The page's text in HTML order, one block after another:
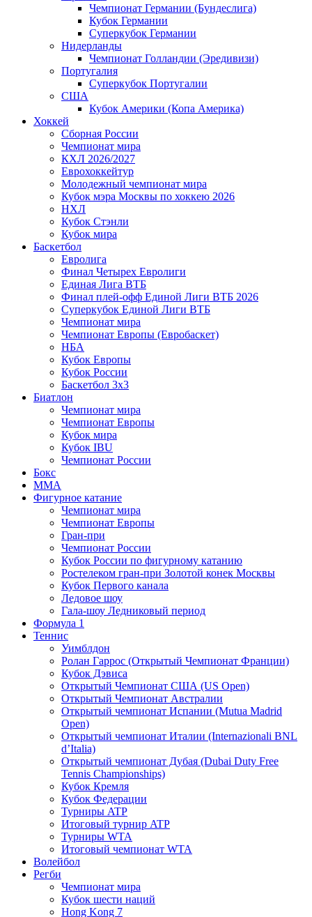
Чемпионат Германии (Бундеслига)
Кубок Германии
Суперкубок Германии
Нидерланды
Чемпионат Голландии (Эредивизи)
Португалия
Суперкубок Португалии
США
Кубок Америки (Копа Америка)
Хоккей
Сборная России
Чемпионат мира
КХЛ 2026/2027
Еврохоккейтур
Молодежный чемпионат мира
Кубок мэра Москвы по хоккею 2026
НХЛ
Кубок Стэнли
Кубок мира
Баскетбол
Евролига
Финал Четырех Евролиги
Единая Лига ВТБ
Финал плей-офф Единой Лиги ВТБ 2026
Суперкубок Единой Лиги ВТБ
Чемпионат мира
Чемпионат Европы (Евробаскет)
НБА
Кубок Европы
Кубок России
Баскетбол 3х3
Биатлон
Чемпионат мира
Чемпионат Европы
Кубок мира
Кубок IBU
Чемпионат России
Бокс
MMA
Фигурное катание
Чемпионат мира
Чемпионат Европы
Гран-при
Чемпионат России
Кубок России по фигурному катанию
Ростелеком гран-при Золотой конек Москвы
Кубок Первого канала
Ледовое шоу
Гала-шоу Ледниковый период
Формула 1
Теннис
Уимблдон
Ролан Гаррос (Открытый Чемпионат Франции)
Кубок Дэвиса
Открытый Чемпионат США (US Open)
Открытый Чемпионат Австралии
Открытый чемпионат Испании (Mutua Madrid
Open)
Открытый чемпионат Италии (Internazionali BNL
d’Italia)
Открытый чемпионат Дубая (Dubai Duty Free
Tennis Championships)
Кубок Кремля
Кубок Федерации
Турниры ATP
Итоговый турнир ATP
Турниры WTA
Итоговый чемпионат WTA
Волейбол
Регби
Чемпионат мира
Кубок шести наций
Hong Kong 7